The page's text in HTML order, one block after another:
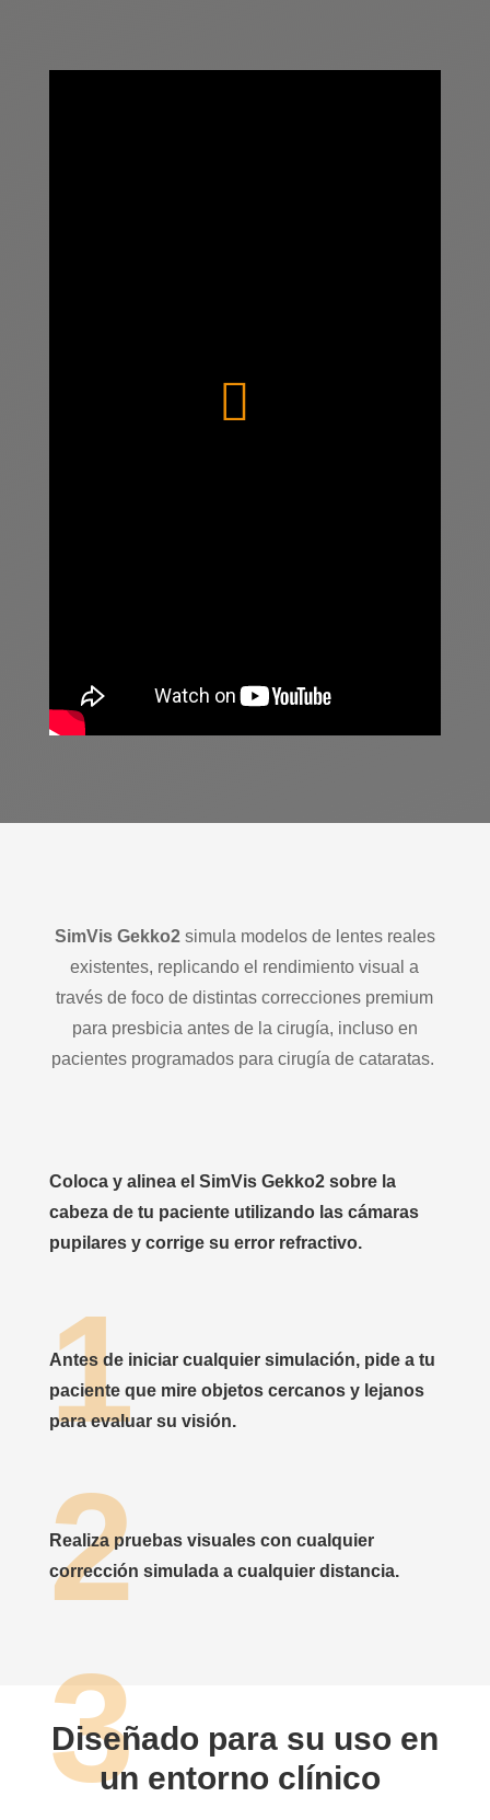
SimVisGekko2simula modelos de lentes reales
existentes, replicando el rendimiento visual a
través de foco de distintas correcciones premium
para presbicia antes de la cirugía, incluso en
pacientes programados para cirugía de cataratas.
Coloca y alinea el SimVis Gekko2 sobre la
cabeza de tu paciente utilizando las cámaras
pupilares y corrige su error refractivo.
Antes de iniciar cualquier simulación, pide a tu
paciente que mire objetos cercanos y lejanos
para evaluar su visión.
Realiza pruebas visuales con cualquier
corrección simulada a cualquier distancia.
Diseñado para su uso en
un entorno clínico